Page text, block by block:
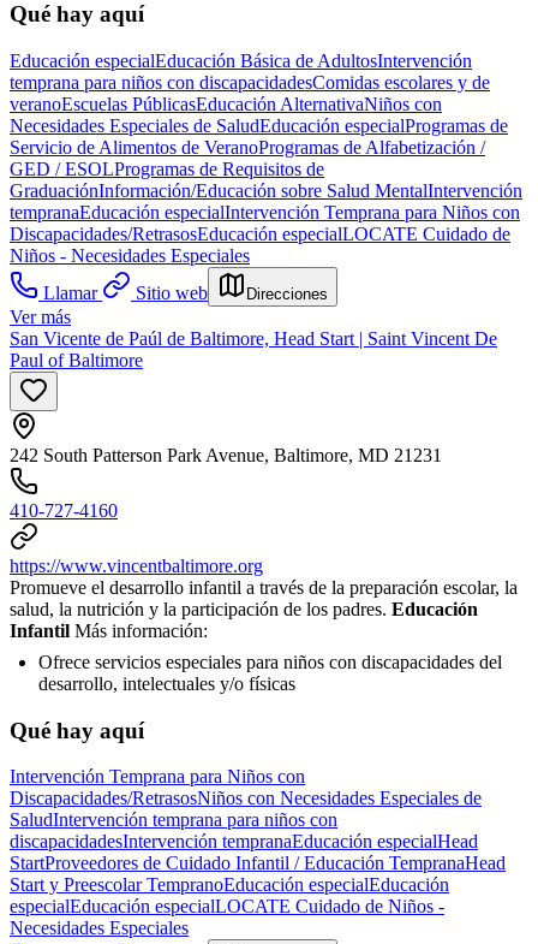
Qué hay aquí
Educación especialEducación Básica de AdultosIntervención
temprana para niños con discapacidadesComidas escolares y de
veranoEscuelas PúblicasEducación AlternativaNiños con
Necesidades Especiales de SaludEducación especialProgramas de
Servicio de Alimentos de VeranoProgramas de Alfabetización /
GED / ESOLProgramas de Requisitos de
GraduaciónInformación/Educación sobre Salud MentalIntervención
tempranaEducación especialIntervención Temprana para Niños con
Discapacidades/RetrasosEducación especialLOCATE Cuidado de
Niños - Necesidades Especiales
Llamar
Sitio web Direcciones
Ver más
San Vicente de Paúl de Baltimore, Head Start | Saint Vincent De
Paul of Baltimore
242 South Patterson Park Avenue, Baltimore, MD 21231
410-727-4160
https://www.vincentbaltimore.org
Promueve el desarrollo infantil a través de la preparación escolar, la
salud, la nutrición y la participación de los padres. Educación
Infantil Más información:
Ofrece servicios especiales para niños con discapacidades del
desarrollo, intelectuales y/o físicas
Qué hay aquí
Intervención Temprana para Niños con
Discapacidades/RetrasosNiños con Necesidades Especiales de
SaludIntervención temprana para niños con
discapacidadesIntervención tempranaEducación especialHead
StartProveedores de Cuidado Infantil / Educación TempranaHead
Start y Preescolar TempranoEducación especialEducación
especialEducación especialLOCATE Cuidado de Niños -
Necesidades Especiales